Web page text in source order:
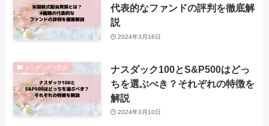
代表的なファンドの評判を徹底解
説
2024年3月16日
インデックス投資
ナスダック100とS&P500はどっ
ちを選ぶべき？それぞれの特徴を
解説
2024年3月10日